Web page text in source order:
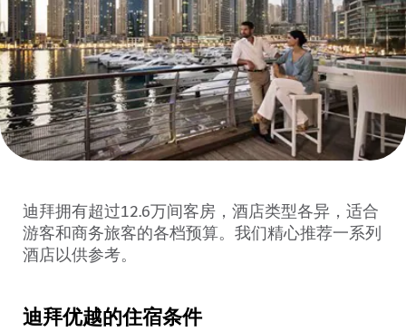
迪拜拥有超过12.6万间客房，酒店类型各异，适合
游客和商务旅客的各档预算。我们精心推荐一系列
酒店以供参考。
迪拜优越的住宿条件